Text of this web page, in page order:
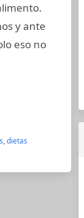
y ante
eso no
,dietas